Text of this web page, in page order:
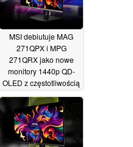
09/01/2024
MSI debiutuje MAG
271QPX i MPG
271QRX jako nowe
monitory 1440p QD-
OLED z częstotliwością
09/01/2024